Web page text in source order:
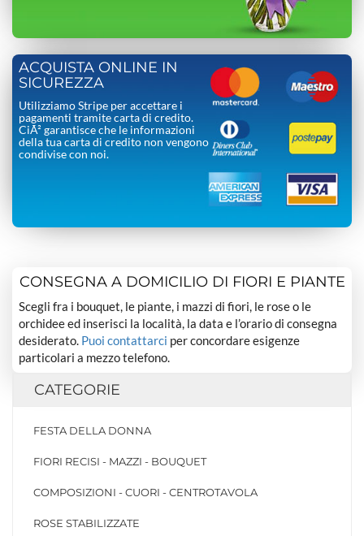
ACQUISTA ONLINE IN
SICUREZZA
Utilizziamo Stripe per accettare i
pagamenti tramite carta di credito.
CiÃ² garantisce che le informazioni
della tua carta di credito non vengono
condivise con noi.
CONSEGNA A DOMICILIO DI FIORI E PIANTE
Scegli fra i bouquet, le piante, i mazzi di fiori, le rose o le
orchidee ed inserisci la località, la data e l’orario di consegna
desiderato. Puoi contattarci per concordare esigenze
particolari a mezzo telefono.
CATEGORIE
FESTA DELLA DONNA
FIORI RECISI - MAZZI - BOUQUET
COMPOSIZIONI - CUORI - CENTROTAVOLA
ROSE STABILIZZATE